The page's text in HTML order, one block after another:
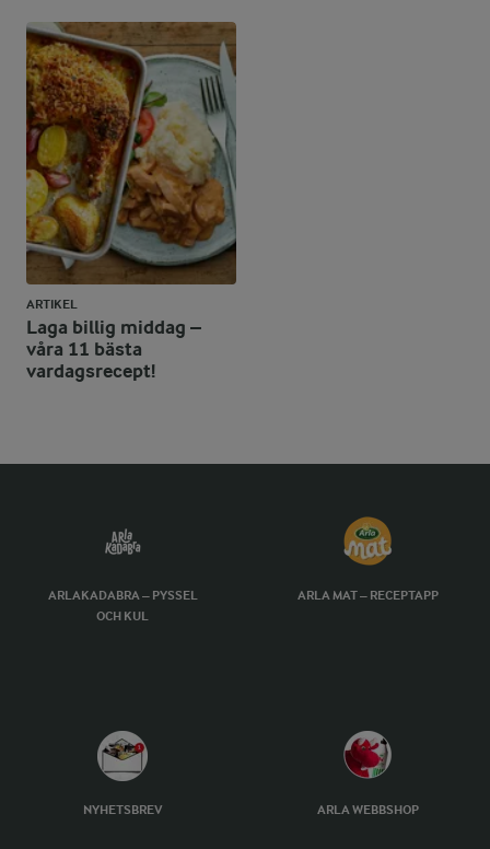
ARTIKEL
Laga billig middag –
våra 11 bästa
vardagsrecept!
ARLAKADABRA – PYSSEL
OCH KUL
ARLA MAT – RECEPTAPP
NYHETSBREV ARLA WEBBSHOP